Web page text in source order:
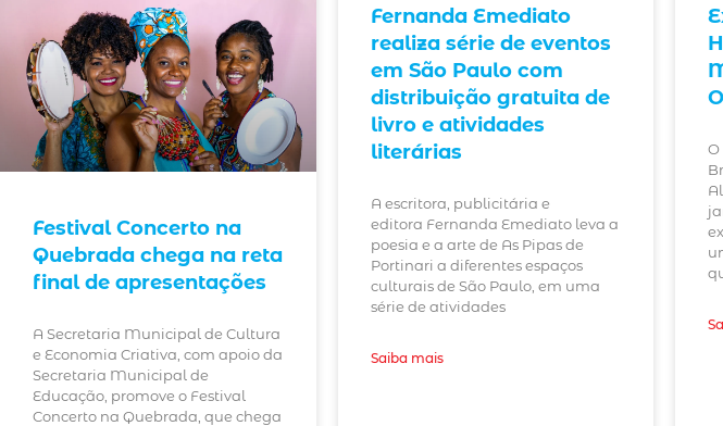
Festival Concerto na
Quebrada chega na reta
final de apresentações
A Secretaria Municipal de Cultura
e Economia Criativa, com apoio da
Secretaria Municipal de
Educação, promove o Festival
Concerto na Quebrada, que chega
Fernanda Emediato
realiza série de eventos
em São Paulo com
distribuição gratuita de
livro e atividades
literárias
A escritora, publicitária e
editora Fernanda Emediato leva a
poesia e a arte de As Pipas de
Portinari a diferentes espaços
culturais de São Paulo, em uma
série de atividades
Saiba mais